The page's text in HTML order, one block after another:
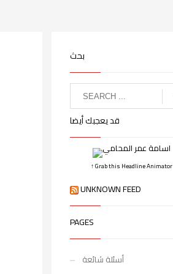
بحث
قد يعجبك أيضا
↑ Grab this Headline Animator
UNKNOWN FEED
PAGES
أسئلة شائعة